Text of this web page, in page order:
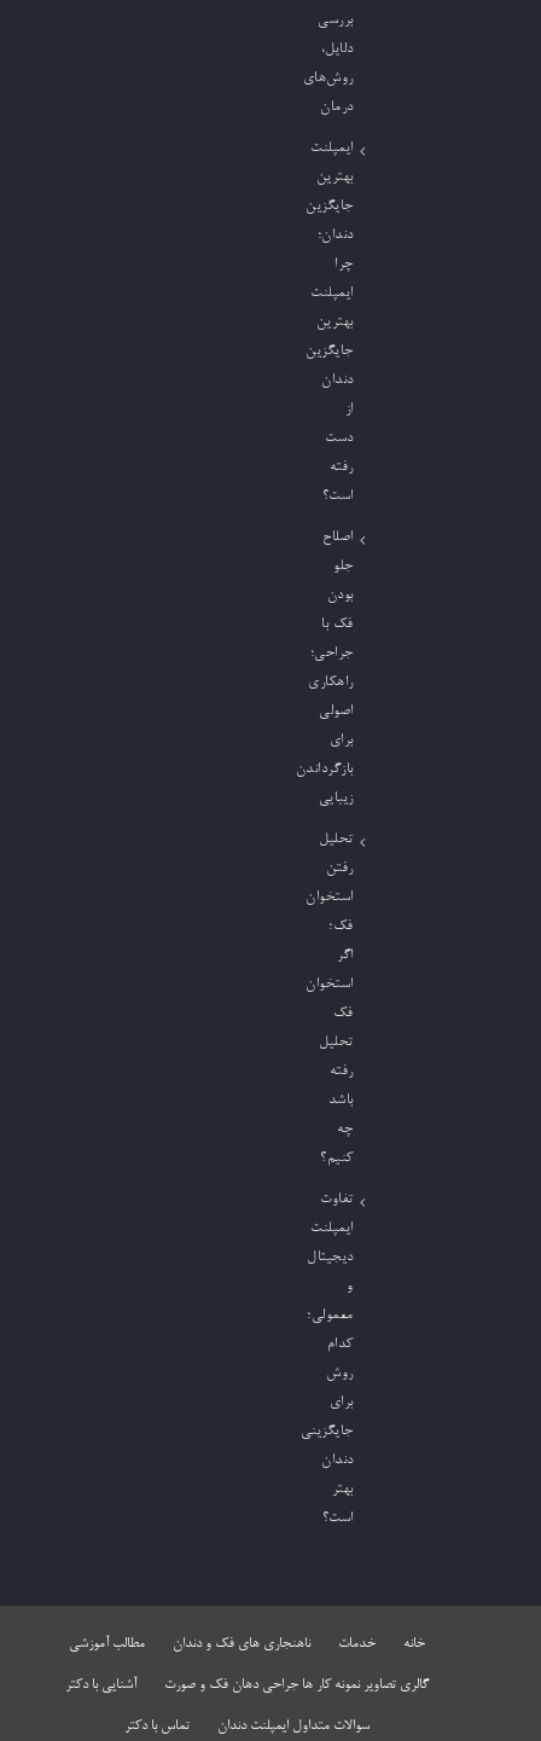
بررسی
دلایل،
روش‌های
درمان
ایمپلنت
بهترین
جایگزین
دندان؛
چرا
ایمپلنت
بهترین
جایگزین
دندان
از
دست
رفته
است؟
اصلاح
جلو
بودن
فک با
جراحی؛
راهکاری
اصولی
برای
بازگرداندن
زیبایی
تحلیل
رفتن
استخوان
فک؛
اگر
استخوان
فک
تحلیل
رفته
باشد
چه
کنیم؟
تفاوت
ایمپلنت
دیجیتال
و
معمولی؛
کدام
روش
برای
جایگزینی
دندان
بهتر
است؟
خانه خدمات ناهنجاری های فک و دندان مطالب آموزشی
گالری تصاویر نمونه کار ها جراحی دهان فک و صورت آشنایی با دکتر
سوالات متداول ایمپلنت دندان تماس با دکتر